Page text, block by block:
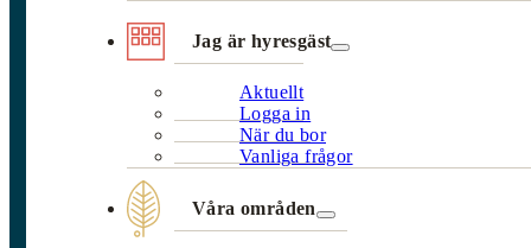
Jag är hyresgäst
Aktuellt
Logga in
När du bor
Vanliga frågor
Våra områden